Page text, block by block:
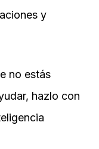
y
no estás
hazlo con